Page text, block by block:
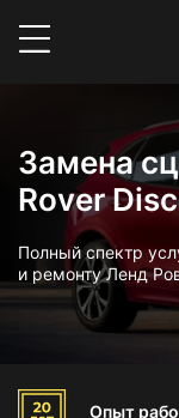
Замена
Rover
Полный спектр
и ремонту Ленд
Опыт